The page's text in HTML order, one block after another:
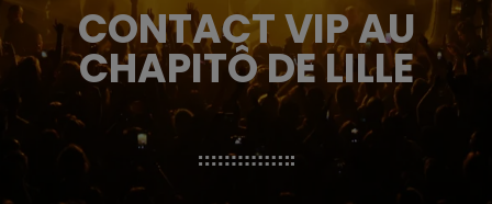
CONTACT VIP AU
CHAPITÔ DE LILLE